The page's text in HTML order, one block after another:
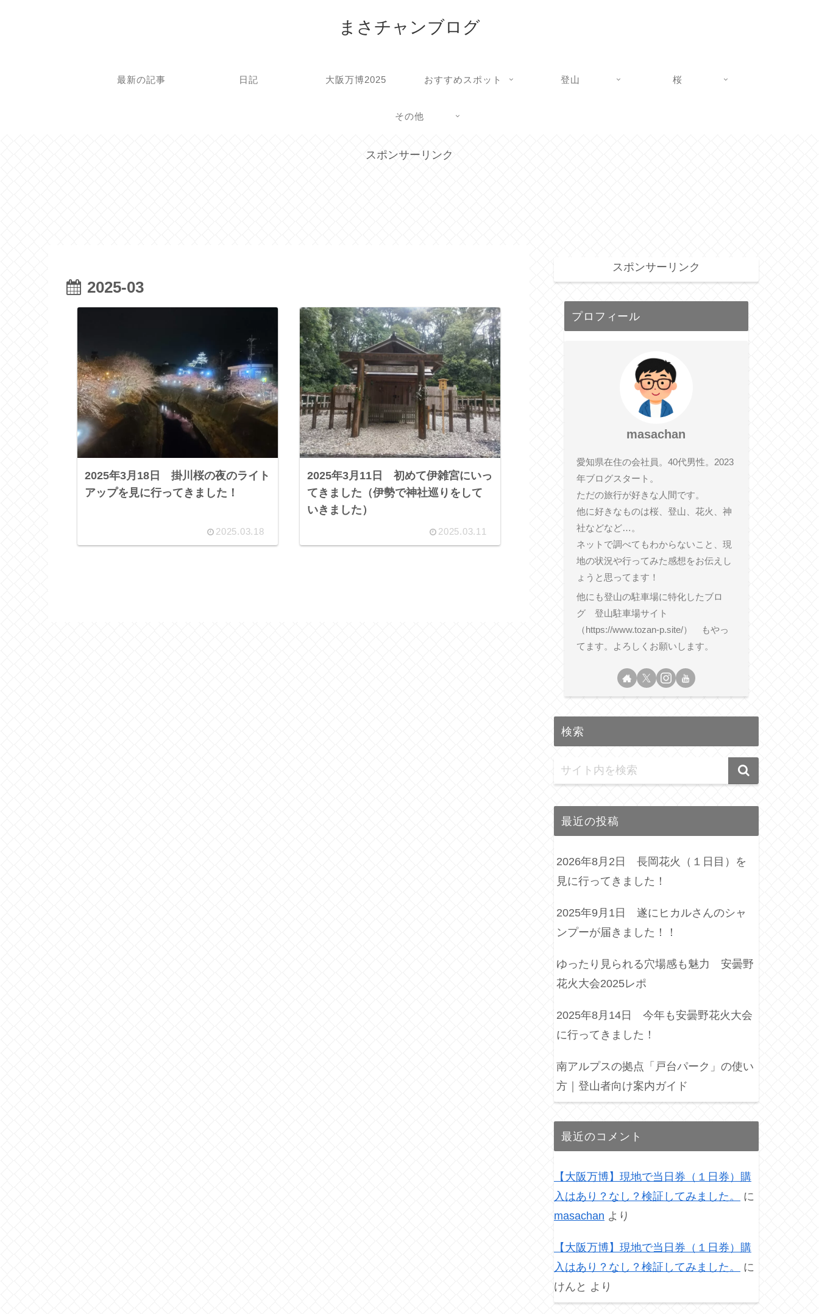
まさチャンブログ
最新の記事 日記 大阪万博2025 おすすめスポット 登山 桜
その他
スポンサーリンク
2025-03
2025年3月18日 掛川桜の夜のライト
アップを見に行ってきました！
2025.03.18
2025年3月11日 初めて伊雑宮にいっ
てきました（伊勢で神社巡りをして
いきました）
2025.03.11
スポンサーリンク
プロフィール
masachan
愛知県在住の会社員。40代男性。2023
年ブログスタート。
ただの旅行が好きな人間です。
他に好きなものは桜、登山、花火、神
社などなど…。
ネットで調べてもわからないこと、現
地の状況や行ってみた感想をお伝えし
ょうと思ってます！
他にも登山の駐車場に特化したブロ
グ 登山駐車場サイト
（https://www.tozan-p.site/） もやっ
てます。よろしくお願いします。
検索
最近の投稿
2026年8月2日 長岡花火（１日目）を
見に行ってきました！
2025年9月1日 遂にヒカルさんのシャ
ンプーが届きました！！
ゆったり見られる穴場感も魅力 安曇野
花火大会2025レポ
2025年8月14日 今年も安曇野花火大会
に行ってきました！
南アルプスの拠点「戸台パーク」の使い
方｜登山者向け案内ガイド
最近のコメント
【大阪万博】現地で当日券（１日券）購
入はあり？なし？検証してみました。
に
masachan より
【大阪万博】現地で当日券（１日券）購
入はあり？なし？検証してみました。
に
けんと より